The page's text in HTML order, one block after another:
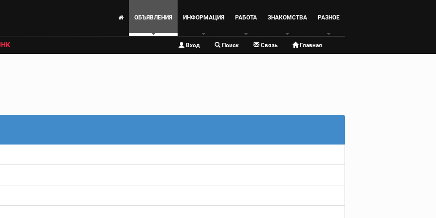
ОБЪЯВЛЕНИЯ ИНФОРМАЦИЯ РАБОТА ЗНАКОМСТВА РАЗНОЕ
Вход Поиск Связь Главная